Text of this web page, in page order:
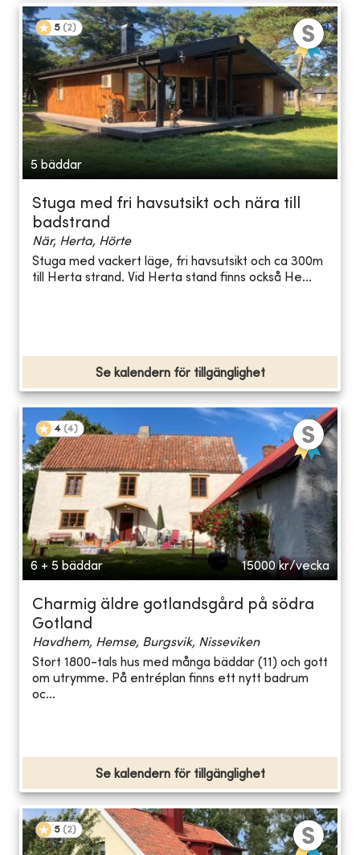
5 (2)
5 bäddar
Stuga med fri havsutsikt och nära till
badstrand
När, Herta, Hörte
Stuga med vackert läge, fri havsutsikt och ca 300m
till Herta strand. Vid Herta stand finns också He...
Se kalendern för tillgänglighet
4 (4)
6 + 5 bäddar 15000 kr/vecka
Charmig äldre gotlandsgård på södra
Gotland
Havdhem, Hemse, Burgsvik, Nisseviken
Stort 1800-tals hus med många bäddar (11) och gott
om utrymme. På entréplan finns ett nytt badrum
oc...
Se kalendern för tillgänglighet
5 (2)